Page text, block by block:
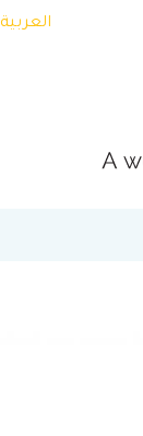
العربية